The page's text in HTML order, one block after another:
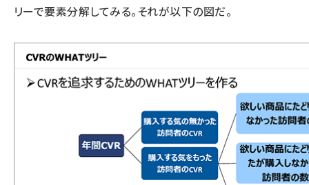
リーで要素分解してみる。それが以下の図だ。